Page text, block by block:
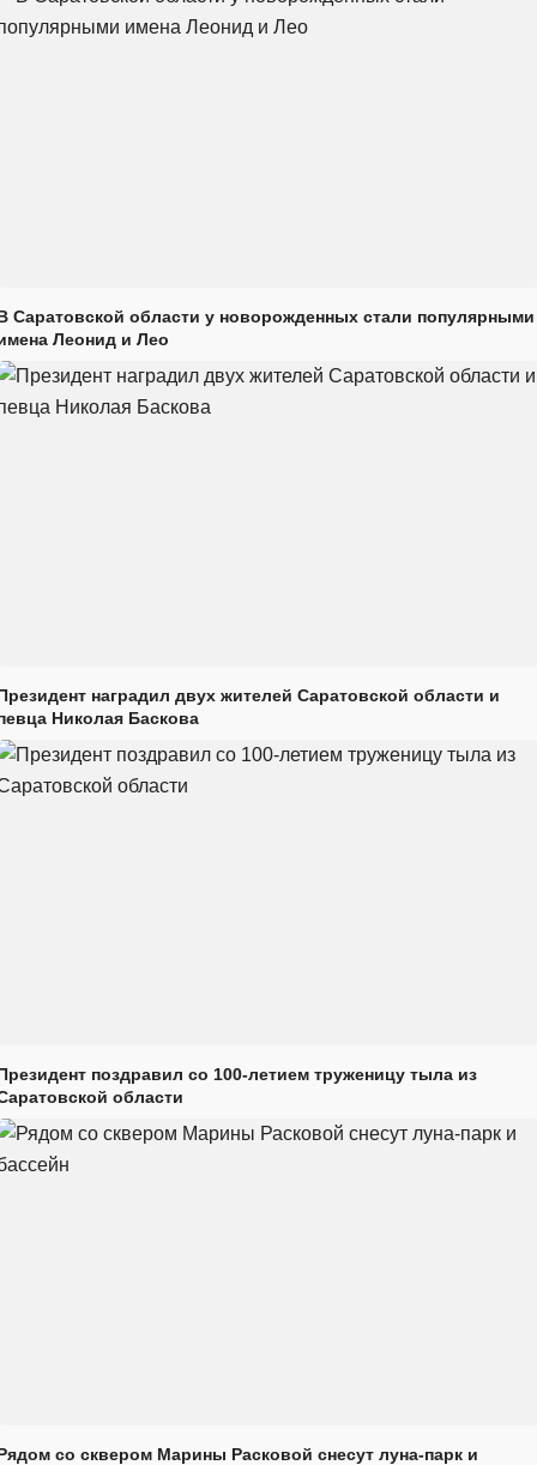
Саратовской области у новорожденных стали популярными
Леонид и Лео
наградил двух жителей Саратовской области и
Николая Баскова
поздравил со 100-летием труженицу тыла из
области
со сквером Марины Расковой снесут луна-парк и